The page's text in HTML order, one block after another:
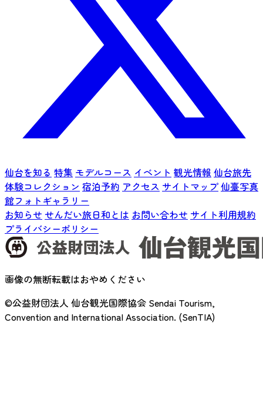
仙台を知る 特集 モデルコース イベント 観光情報 仙台旅先
体験コレクション 宿泊予約 アクセス サイトマップ仙臺写真
館フォトギャラリー
お知らせ せんだい旅日和とは お問い合わせ サイト利用規約
プライバシーポリシー
画像の無断転載はおやめください
©公益財団法人 仙台観光国際協会 Sendai Tourism,
Convention and International Association. (SenTIA)